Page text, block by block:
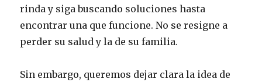
rinda y siga buscando soluciones hasta
encontrar una que funcione. No se resigne a
perder su salud y la de su familia.
Sin embargo, queremos dejar clara la idea de